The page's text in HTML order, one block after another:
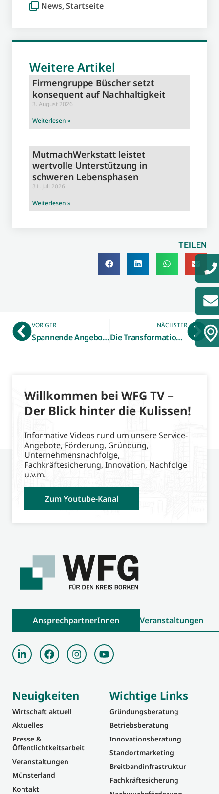
News,Startseite
Weitere Artikel
Firmengruppe Büscher setzt
konsequent auf Nachhaltigkeit
3. August 2026
Weiterlesen »
MutmachWerkstatt leistet
wertvolle Unterstützung in
schweren Lebensphasen
31. Juli 2026
Weiterlesen »
TEILEN
VORIGER
Spannende Angebote für Gründerinnen und Gründer – WFG Borken lädt im März zu drei Gründerworkshops ein
NÄCHSTER
Die Transformation gemeinsam gestalten – „European Green Deal“ in der betrieblichen Praxis
Willkommen bei WFG TV –
Der Blick hinter die Kulissen!
Informative Videos rund um unsere Service-
Angebote, Förderung, Gründung,
Unternehmensnachfolge,
Fachkräftesicherung, Innovation, Nachfolge
u.v.m.
Zum Youtube-Kanal
AnsprechpartnerInnen Veranstaltungen
Neuigkeiten
Wirtschaft aktuell
Aktuelles
Presse &
Öffentlichtkeitsarbeit
Veranstaltungen
Münsterland
Kontakt
Wichtige Links
Gründungsberatung
Betriebsberatung
Innovationsberatung
Standortmarketing
Breitbandinfrastruktur
Fachkräftesicherung